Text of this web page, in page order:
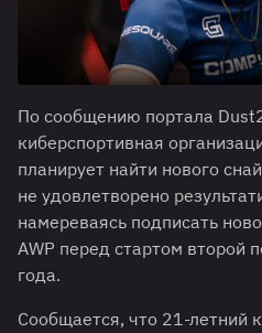
По сообщению портала
киберспортивная
планирует найти нового
не удовлетворено
намереваясь подписать
AWP перед стартом второй
года.
Сообщается, что 21-летний